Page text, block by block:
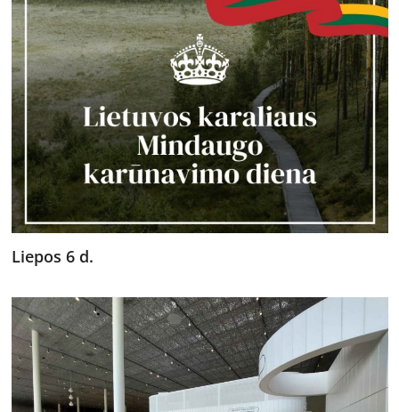
Liepos 6 d.